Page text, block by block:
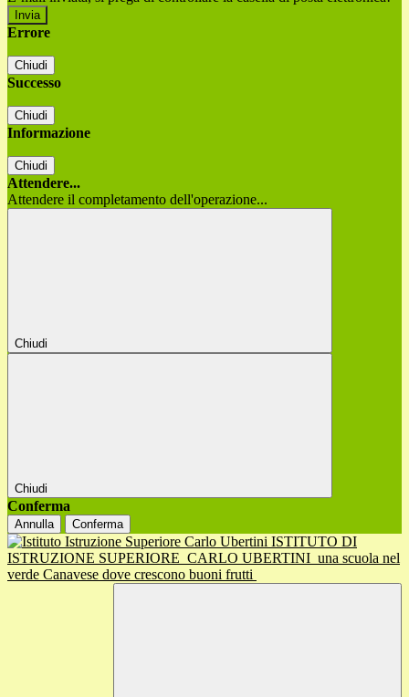
Errore
Chiudi
Successo
Chiudi
Informazione
Chiudi
Attendere...
Attendere il completamento dell'operazione...
Chiudi
Chiudi
Conferma
Annulla Conferma
ISTITUTO DI
ISTRUZIONE SUPERIORE CARLO UBERTINI una scuola nel
verde Canavese dove crescono buoni frutti